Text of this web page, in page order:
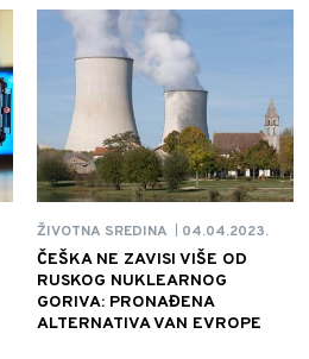
ŽIVOTNA SREDINA 04.04.2023.
ČEŠKA NE ZAVISI VIŠE OD
RUSKOG NUKLEARNOG
GORIVA: PRONAĐENA
ALTERNATIVA VAN EVROPE